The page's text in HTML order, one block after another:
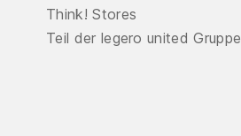
Think! Stores
Teil der legero united Gruppe